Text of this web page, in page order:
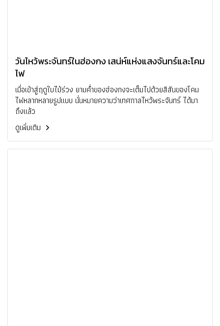
วันไหว้พระจันทร์ในฮ่องกง เสน่ห์แห่งแสงจันทร์และโคม
ไฟ
เมื่อเข้าสู่ฤดูใบไม้ร่วง ยามค่ำของฮ่องกงจะเต็มไปด้วยสีสันของโคม
ไฟหลากหลายรูปแบบ นั่นหมายความว่าเทศกาลไหว้พระจันทร์ ได้มา
ถึงแล้ว
ดูเพิ่มเติม